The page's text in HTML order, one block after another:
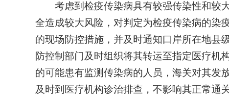
考虑到检疫传染病具有较强传染性和较
全造成较大风险，对判定为检疫传染病的染
的现场防控措施，并及时通知口岸所在地县
防控制部门及时组织将其转运至指定医疗机
的可能患有监测传染病的人员，海关对其发
及时到医疗机构诊治排查，不影响其正常通